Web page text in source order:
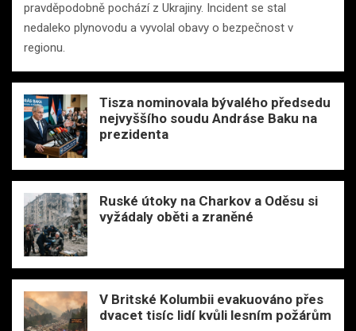
pravděpodobně pochází z Ukrajiny. Incident se stal
nedaleko plynovodu a vyvolal obavy o bezpečnost v
regionu.
Tisza nominovala bývalého předsedu
nejvyššího soudu Andráse Baku na
prezidenta
Ruské útoky na Charkov a Oděsu si
vyžádaly oběti a zraněné
V Britské Kolumbii evakuováno přes
dvacet tisíc lidí kvůli lesním požárům